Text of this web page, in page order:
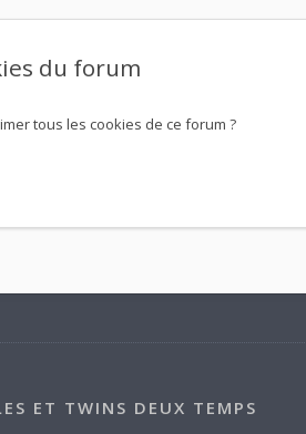
du forum
tous les cookies de ce forum ?
ET TWINS DEUX TEMPS